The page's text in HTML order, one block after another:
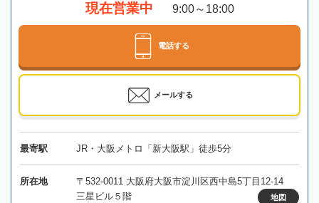
現在営業中 9:00～18:00
電話する
メールする
最寄駅 JR・大阪メトロ「新大阪駅」徒歩5分
所在地
〒532-0011 大阪府大阪市淀川区西中島5丁目12-14
三星ビル５階
地図